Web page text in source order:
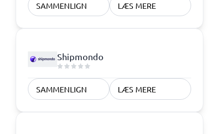
SAMMENLIGN LÆS MERE
Shipmondo
SAMMENLIGN LÆS MERE